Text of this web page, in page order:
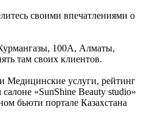
своими впечатлениями о
100А, Алматы,
там своих клиентов.
Медицинские услуги, рейтинг
«SunShine Beauty studio»
бьюти портале Казахстана